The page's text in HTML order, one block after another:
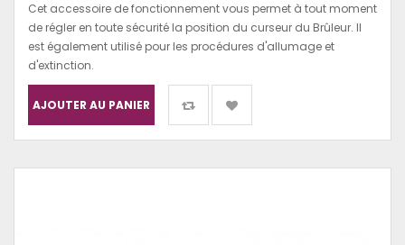
Cet accessoire de fonctionnement vous permet à tout moment
de régler en toute sécurité la position du curseur du Brûleur. Il
est également utilisé pour les procédures d'allumage et
d'extinction.
AJOUTER AU PANIER